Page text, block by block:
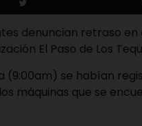
denuncian retraso
El Paso de Los
(9:00am) se habían
máquinas que se